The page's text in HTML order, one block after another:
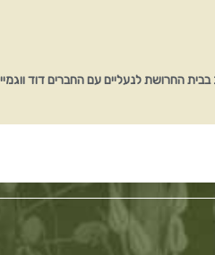
בבית החרושת לנעליים עם החברים דוד